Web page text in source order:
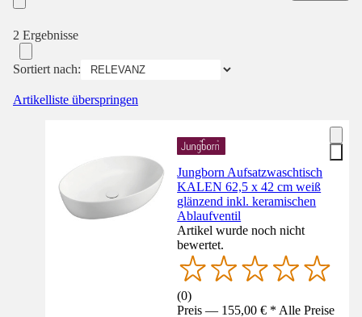
2 Ergebnisse
Sortiert nach:
Artikelliste überspringen
Jungborn Aufsatzwaschtisch
KALEN 62,5 x 42 cm weiß
glänzend inkl. keramischen
Ablaufventil
Artikel wurde noch nicht
bewertet.
(0)
Preis — 155,00 € * Alle Preise